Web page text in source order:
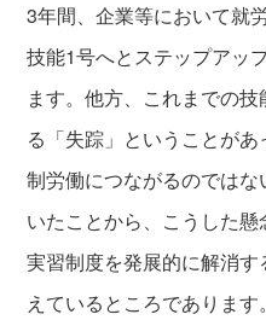
3年間、企業等において就
技能1号へとステップアッ
ます。他方、これまでの
る「失踪」ということが
制労働につながるのでは
いたことから、こうした
実習制度を発展的に解消
えているところであります。